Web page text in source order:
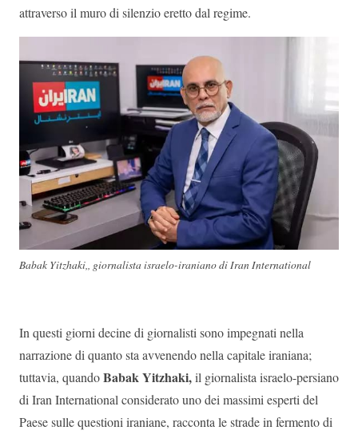
attraverso il muro di silenzio eretto dal regime.
Babak Yitzhaki,, giornalista israelo-iraniano di Iran International
In questi giorni decine di giornalisti sono impegnati nella
narrazione di quanto sta avvenendo nella capitale iraniana;
tuttavia, quandoBabak Yitzhaki,il giornalista israelo-persiano
di Iran International considerato uno dei massimi esperti del
Paese sulle questioni iraniane, racconta le strade in fermento di